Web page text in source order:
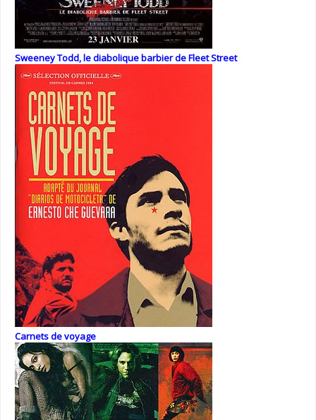
Sweeney Todd, le diabolique barbier de Fleet Street
Carnets de voyage